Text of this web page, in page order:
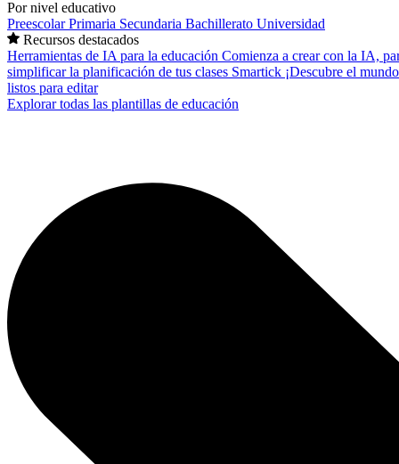
Por nivel educativo
PreescolarPrimaria Secundaria Bachillerato Universidad
Recursos destacados
Herramientas de IA para la educación Comienza a crear con la IA,
simplificar la planificación de tus clases Smartick ¡Descubre el
listos para editar
Explorar todas las plantillas de educación